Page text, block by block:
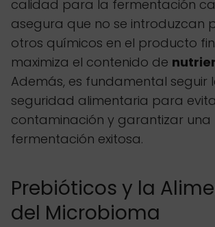
calidad para la fermentación
asegura que no se introduzcan
otros químicos en el producto
maximiza el contenido de
Además, es fundamental seguir
seguridad alimentaria para
contaminación y garantizar una
fermentación exitosa.
Prebióticos y la
del Microbioma